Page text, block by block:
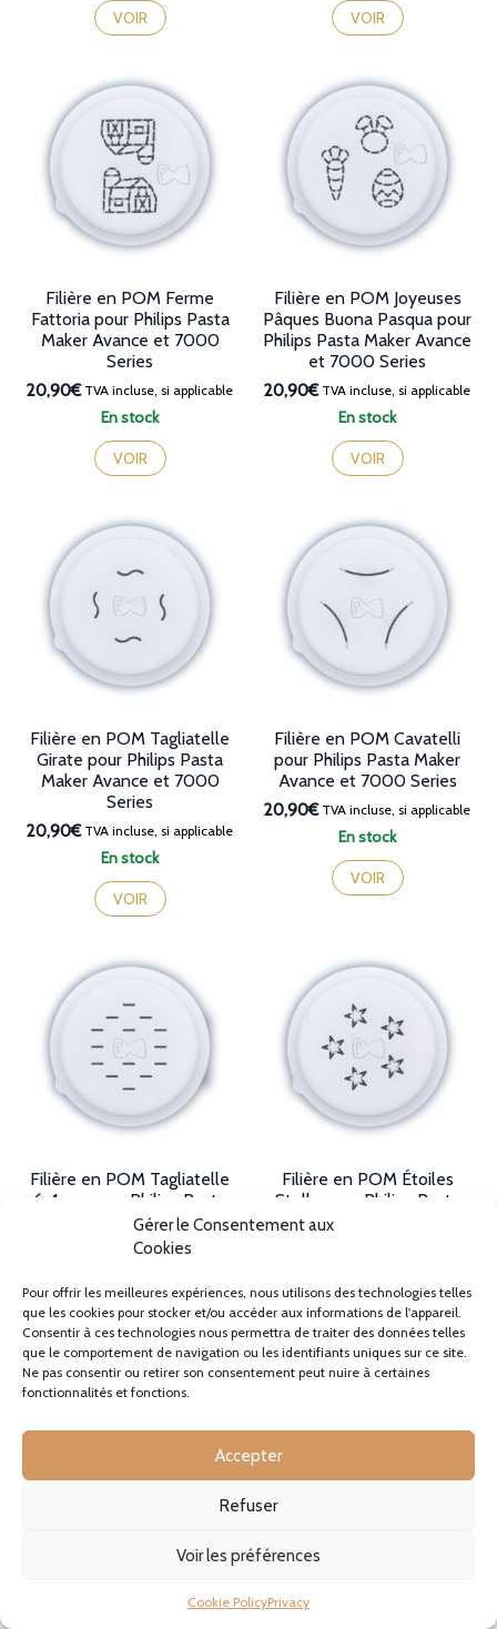
Gérer le Consentement aux
Cookies
Pour offrir les meilleures expériences, nous utilisons des technologies telles
que les cookies pour stocker et/ou accéder aux informations de l'appareil.
Consentir à ces technologies nous permettra de traiter des données telles
que le comportement de navigation ou les identifiants uniques sur ce site.
Ne pas consentir ou retirer son consentement peut nuire à certaines
fonctionnalités et fonctions.
Accepter
Refuser
Voir les préférences
Cookie PolicyPrivacy
VOIR VOIR
En stock
Filière en POM Ferme
Fattoria pour Philips Pasta
Maker Avance et 7000
Series
20,90€TVA incluse, si applicable
VOIR
En stock
Filière en POM Joyeuses
Pâques Buona Pasqua pour
Philips Pasta Maker Avance
et 7000 Series
20,90€TVA incluse, si applicable
VOIR
En stock
Filière en POM Tagliatelle
Girate pour Philips Pasta
Maker Avance et 7000
Series
20,90€TVA incluse, si applicable
VOIR
En stock
Filière en POM Cavatelli
pour Philips Pasta Maker
Avance et 7000 Series
20,90€TVA incluse, si applicable
VOIR
En stock
Filière en POM Tagliatelle
6x1mm pour Philips Pasta
Maker Avance et 7000
Series
VOIR
En stock
Filière en POM Étoiles
Stelle pour Philips Pasta
Maker Avance et 7000
VOIR